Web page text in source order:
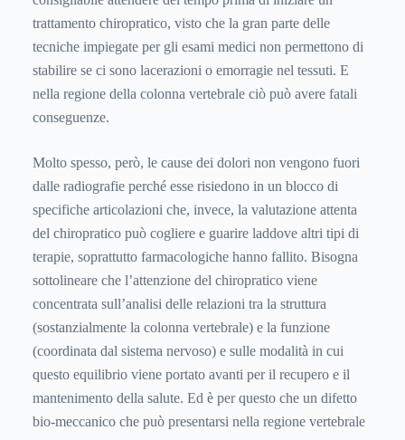
trattamento chiropratico, visto che la gran parte delle
tecniche impiegate per gli esami medici non permettono di
stabilire se ci sono lacerazioni o emorragie nel tessuti. E
nella regione della colonna vertebrale ciò può avere fatali
conseguenze.
Molto spesso, però, le cause dei dolori non vengono fuori
dalle radiografie perché esse risiedono in un blocco di
specifiche articolazioni che, invece, la valutazione attenta
del chiropratico può cogliere e guarire laddove altri tipi di
terapie, soprattutto farmacologiche hanno fallito. Bisogna
sottolineare che l’attenzione del chiropratico viene
concentrata sull’analisi delle relazioni tra la struttura
(sostanzialmente la colonna vertebrale) e la funzione
(coordinata dal sistema nervoso) e sulle modalità in cui
questo equilibrio viene portato avanti per il recupero e il
mantenimento della salute. Ed è per questo che un difetto
bio-meccanico che può presentarsi nella regione vertebrale